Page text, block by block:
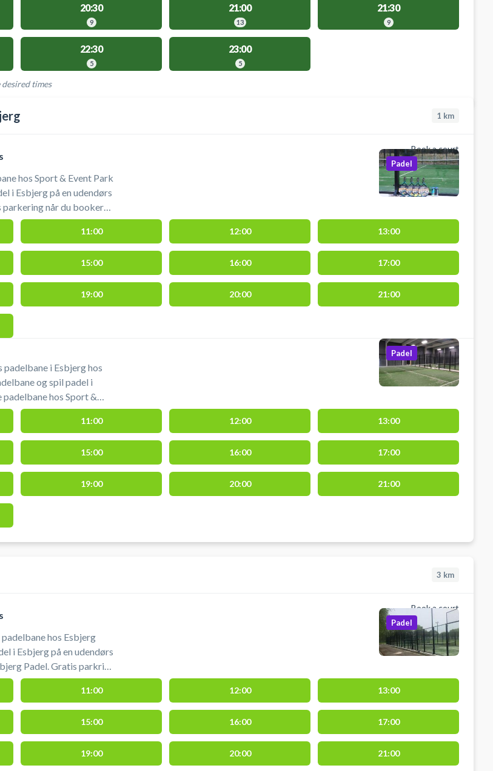
20:30
9
21:00
13
21:30
9
22:30
5
23:00
5
times
1 km
Book a court
hos Sport & Event Park
i Esbjerg på en udendørs
selv bat og bolde.
esbjerg #padelbaner-i-
Padel
11:00 12:00 13:00
15:00 16:00 17:00
19:00 20:00 21:00
i Esbjerg hos
og spil padel i
hos Sport &
findes ved Sport &
ved booking af
Padel
11:00 12:00 13:00
15:00 16:00 17:00
19:00 20:00 21:00
3 km
Book a court
hos Esbjerg
i Esbjerg på en udendørs
Gratis parkring
i Esbjerg - ås det er
Padel, hvis du er i
42. Når du har
en kode til døren, denne
faciliteterne.
Padel
11:00 12:00 13:00
15:00 16:00 17:00
19:00 20:00 21:00